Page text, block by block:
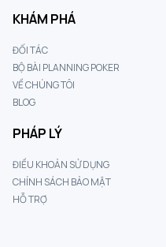
KHÁM PHÁ
ĐỐI TÁC
BỘ BÀI PLANNING POKER
VỀ CHÚNG TÔI
BLOG
PHÁP LÝ
ĐIỀU KHOẢN SỬ DỤNG
CHÍNH SÁCH BẢO MẬT
HỖ TRỢ